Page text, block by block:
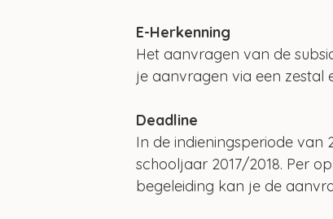
E-Herkenning
Het aanvragen van de
je aanvragen via een zestal
Deadline
In de indieningsperiode van
schooljaar 2017/2018. Per
begeleiding kan je de